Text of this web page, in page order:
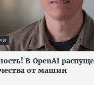
В OpenAI
от машин